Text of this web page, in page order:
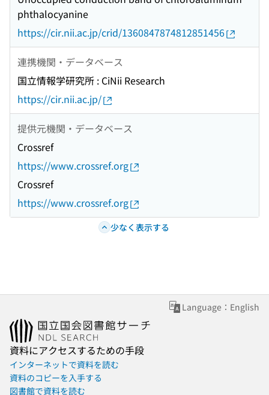
phthalocyanine
https://cir.nii.ac.jp/crid/1360847874812851456
連携機関・データベース
国立情報学研究所 : CiNii Research
https://cir.nii.ac.jp/
提供元機関・データベース
Crossref
https://www.crossref.org
Crossref
https://www.crossref.org
少なく表示する
Language：English
資料にアクセスするための手段
インターネットで資料を読む
資料のコピーを入手する
図書館で資料を読む